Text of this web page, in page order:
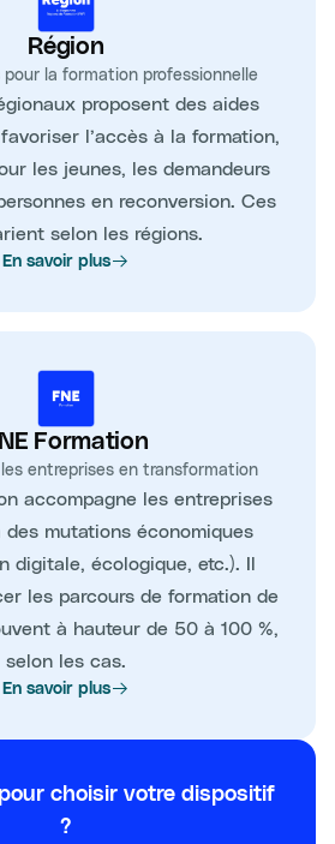
Région
pour la formation professionnelle
proposent des aides
l’accès à la formation,
les jeunes, les demandeurs
en reconversion. Ces
selon les régions.
En savoir plus
Formation
entreprises en transformation
accompagne les entreprises
mutations économiques
digitale, écologique, etc.). Il
les parcours de formation de
à hauteur de 50 à 100 %,
selon les cas.
En savoir plus
choisir votre dispositif
?